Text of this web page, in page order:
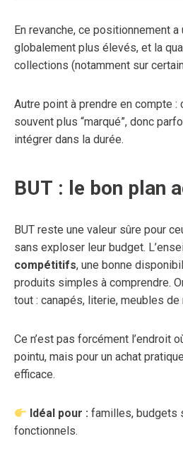
En revanche, ce positionnement
globalement plus élevés, et la
collections (notamment sur
Autre point à prendre en compte
souvent plus “marqué”, donc
intégrer dans la durée.
BUT : le bon plan
BUT reste une valeur sûre pour
sans exploser leur budget.
compétitifs, une bonne
produits simples à comprendre.
tout : canapés, literie, meubles de
Ce n’est pas forcément l’endroit
pointu, mais pour un achat
efficace.
Idéal pour : familles, budgets
fonctionnels.